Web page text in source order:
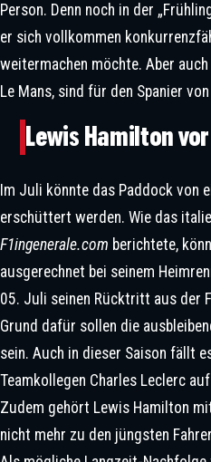
Red Bull Dominiert Die
– Honda Und Hamilton Im
Dilemma
Person. Denn noch in der
er sich vollkommen
weitermachen möchte. Aber
Le Mans, sind für den Spanier
Lewis Hamilton
Im Juli könnte das Paddock von
erschüttert werden. Wie das
F1ingenerale.com berichtete,
ausgerechnet bei seinem
05. Juli seinen Rücktritt aus der
Wird er im Juli wirklich
Grund dafür sollen die
sein. Auch in dieser Saison fällt
Teamkollegen Charles Leclerc
Zudem gehört Lewis Hamilton
nicht mehr zu den jüngsten